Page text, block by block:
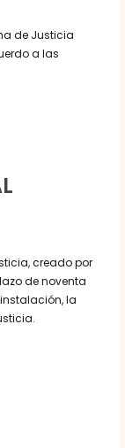
de Justicia
a las
creado por
de noventa
la